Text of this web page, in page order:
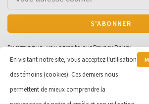
S'ABONNER
By signing up, you agree to our Privacy Policy.
© Copyright 2026 Cycle et Sports
En visitant notre site, vous acceptez l'utilisation
des témoins (cookies). Ces derniers nous
permettent de mieux comprendre la